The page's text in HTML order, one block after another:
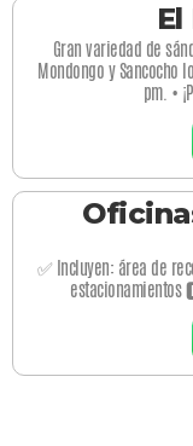
Gran variedad de
Mondongo y Sancocho
pm. •
✅ Incluyen: área de